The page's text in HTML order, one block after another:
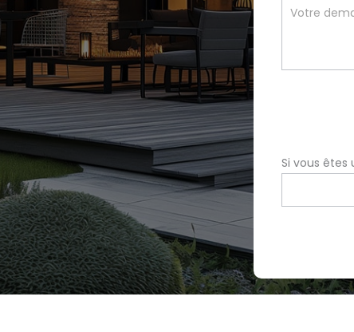
Si vous êtes